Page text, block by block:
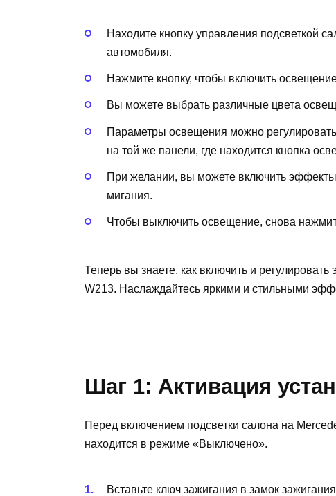
Находите кнопку управления подсветкой
автомобиля.
Нажмите кнопку, чтобы включить
Вы можете выбрать различные цвета
Параметры освещения можно
на той же панели, где находится кнопка
При желании, вы можете включить
мигания.
Чтобы выключить освещение, снова
Теперь вы знаете, как включить и
W213. Наслаждайтесь яркими и стильными
Шаг 1: Активация
Перед включением подсветки салона на
находится в режиме «Выключено».
Вставьте ключ зажигания в замок